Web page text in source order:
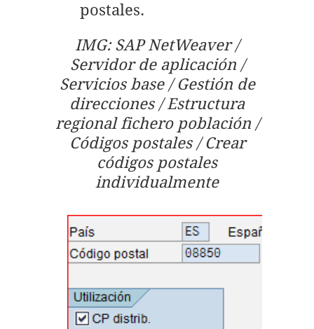
postales.
IMG: SAP NetWeaver /
Servidor de aplicación /
Servicios base / Gestión de
direcciones / Estructura
regional fichero población /
Códigos postales / Crear
códigos postales
individualmente